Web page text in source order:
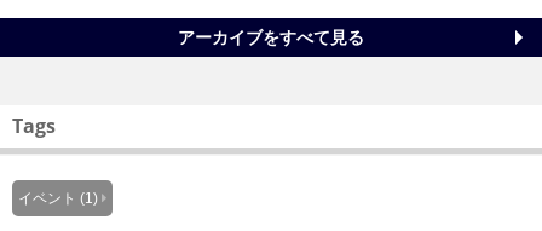
アーカイブをすべて見る
Tags
イベント (1)